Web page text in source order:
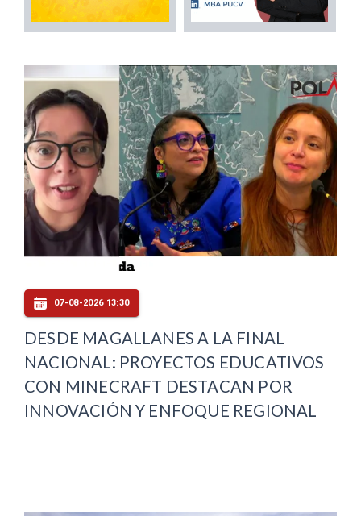
07-08-2026 13:30
DESDE MAGALLANES A LA FINAL
NACIONAL: PROYECTOS EDUCATIVOS
CON MINECRAFT DESTACAN POR
INNOVACIÓN Y ENFOQUE REGIONAL